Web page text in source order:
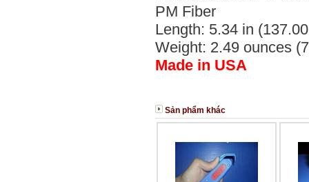
PM Fiber
Length: 5.34 in
Weight: 2.49 ounces
Made in USA
Sản phẩm khác